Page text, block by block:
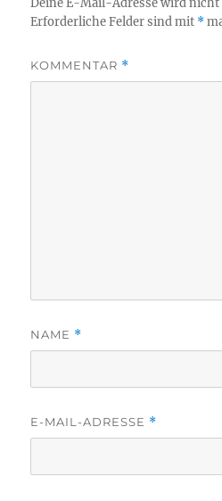
Deine E-Mail-Adresse wird
Erforderliche Felder sind mit *
KOMMENTAR *
NAME *
E-MAIL-ADRESSE *